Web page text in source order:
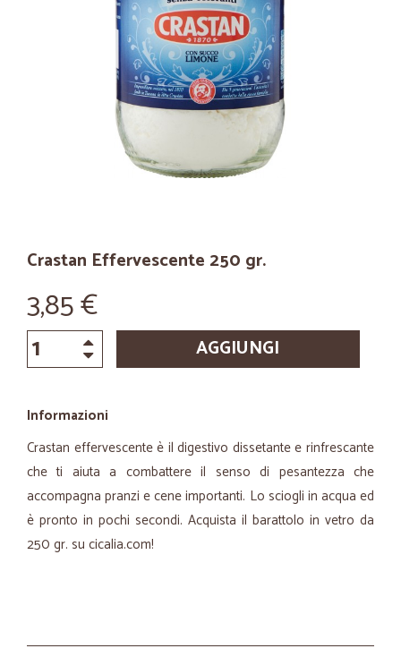
Crastan Effervescente 250 gr.
3,85 €
AGGIUNGI
Informazioni
Crastan effervescente è il digestivo dissetante e rinfrescante
che ti aiuta a combattere il senso di pesantezza che
accompagna pranzi e cene importanti. Lo sciogli in acqua ed
è pronto in pochi secondi. Acquista il barattolo in vetro da
250 gr. su cicalia.com!